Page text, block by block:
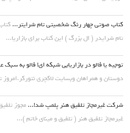
کتاب صوتی چهار رنگ شخصیتی تام شرایتر...
تام شرایدر ( ال بزرگ ) این کتاب برای بازاریا...
توجیه یا فالو در بازاریابی شبکه ای! فالو به
دوستان و همراهان وبسایت لاکچری
شرکت غیرمجاز تلفیق هنر پلمپ شد!... مجوز
غیرمجاز تلفیق هنر ( تلفیق و مینای خاتم )...